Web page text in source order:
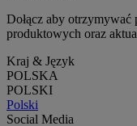
Dołącz aby otrzymywać
produktowych oraz
Kraj & Język
POLSKA
POLSKI
Polski
Social Media